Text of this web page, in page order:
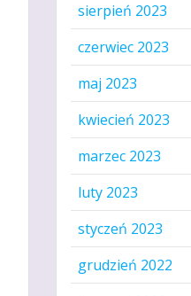
sierpień 2023
czerwiec 2023
maj 2023
kwiecień 2023
marzec 2023
luty 2023
styczeń 2023
grudzień 2022